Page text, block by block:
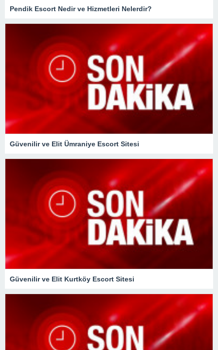
Pendik Escort Nedir ve Hizmetleri Nelerdir?
Güvenilir ve Elit Ümraniye Escort Sitesi
Güvenilir ve Elit Kurtköy Escort Sitesi